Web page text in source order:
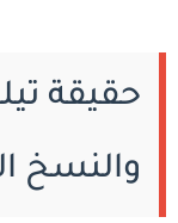
حقيقة
والنسخ